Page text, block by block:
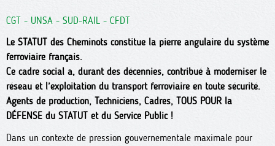
CGT - UNSA - SUD-RAIL - CFDT
Le STATUT des Cheminots constitue la pierre angulaire du système
ferroviaire français.
Ce cadre social a, durant des décennies, contribué à moderniser le
réseau et l’exploitation du transport ferroviaire en toute sécurité.
Agents de production, Techniciens, Cadres, TOUS POUR la
DÉFENSE du STATUT et du Service Public !
Dans un contexte de pression gouvernementale maximale pour